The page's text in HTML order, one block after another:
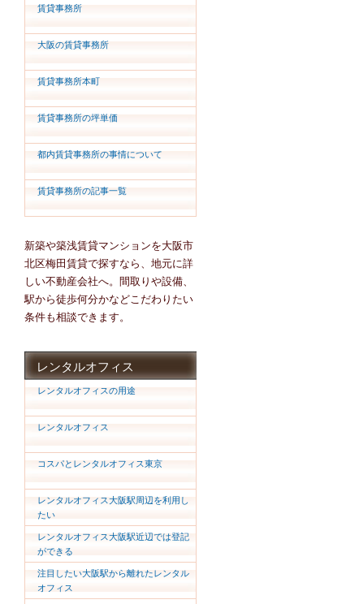
賃貸事務所
大阪の賃貸事務所
賃貸事務所本町
賃貸事務所の坪単価
都内賃貸事務所の事情について
賃貸事務所の記事一覧
新築や築浅賃貸マンションを大阪市
北区梅田賃貸で探すなら、地元に詳
しい不動産会社へ。間取りや設備、
駅から徒歩何分かなどこだわりたい
条件も相談できます。
レンタルオフィス
レンタルオフィスの用途
レンタルオフィス
コスパとレンタルオフィス東京
レンタルオフィス大阪駅周辺を利用し
たい
レンタルオフィス大阪駅近辺では登記
ができる
注目したい大阪駅から離れたレンタル
オフィス